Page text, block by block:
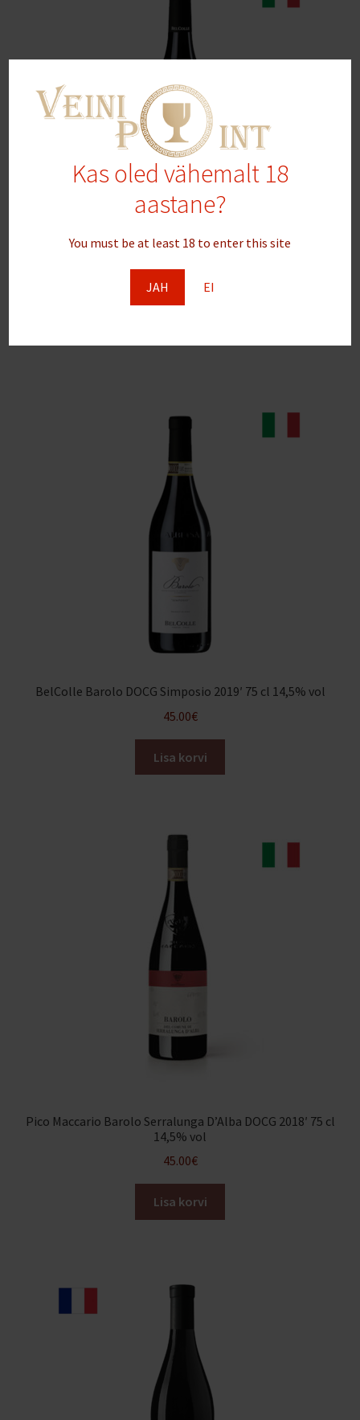
Kas oled vähemalt 18
aastane?
You must be at least 18 to enter this site
JAH EI
45.00
BelColle Barolo DOCG Simposio 2019′ 75 cl 14,5% vol
45.00€
Lisa korvi
Pico Maccario Barolo Serralunga D’Alba DOCG 2018′ 75 cl
14,5% vol
45.00€
Lisa korvi